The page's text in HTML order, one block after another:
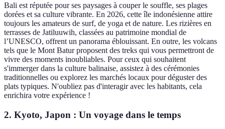
Bali est réputée pour ses paysages à couper le souffle, ses plages
dorées et sa culture vibrante. En 2026, cette île indonésienne attire
toujours les amateurs de surf, de yoga et de nature. Les rizières en
terrasses de Jatiluuwih, classées au patrimoine mondial de
l’UNESCO, offrent un panorama éblouissant. En outre, les volcans
tels que le Mont Batur proposent des treks qui vous permettront de
vivre des moments inoubliables. Pour ceux qui souhaitent
s'immerger dans la culture balinaise, assistez à des cérémonies
traditionnelles ou explorez les marchés locaux pour déguster des
plats typiques. N'oubliez pas d'interagir avec les habitants, cela
enrichira votre expérience !
2. Kyoto, Japon : Un voyage dans le temps